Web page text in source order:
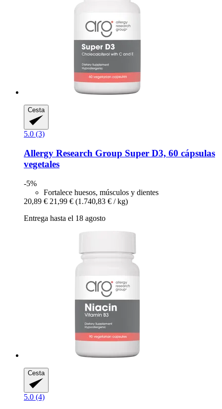
Cesta
5.0 (3)
Allergy Research Group Super D3, 60 cápsulas
vegetales
-5%
Fortalece huesos, músculos y dientes
20,89 € 21,99 € (1.740,83 € / kg)
Entrega hasta el 18 agosto
Cesta
5.0 (4)